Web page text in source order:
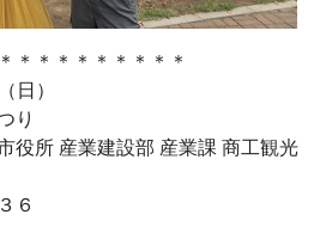
＊＊＊＊＊＊＊＊＊
日）
り
所 産業建設部 産業課 商工観光
６